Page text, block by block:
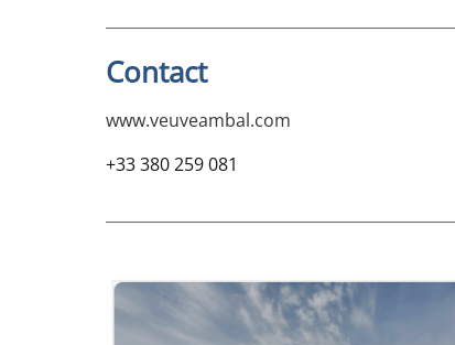
Contact
www.veuveambal.com
+33 380 259 081